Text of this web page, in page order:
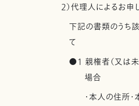
2）代理人によるお申
下記の書類のうち
て
●1 親権者（又は
場合
・本人の住所